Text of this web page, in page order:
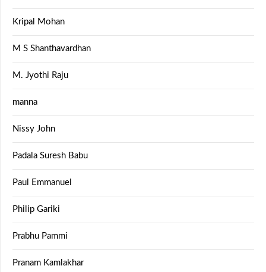
Kripal Mohan
M S Shanthavardhan
M. Jyothi Raju
manna
Nissy John
Padala Suresh Babu
Paul Emmanuel
Philip Gariki
Prabhu Pammi
Pranam Kamlakhar